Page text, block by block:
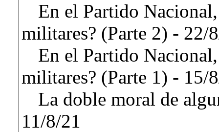
En el Partido
militares? (Parte 2) - 22/
En el Partido
militares? (Parte 1) - 15/
La doble moral de
11/8/21